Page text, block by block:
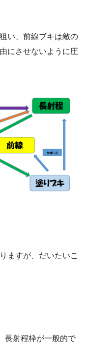
い、前線ブキは敵の
にさせないように圧
ますが、だいたいこ
長射程枠が一般的で